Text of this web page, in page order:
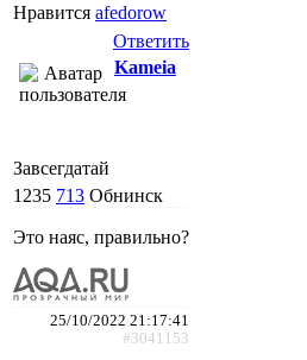
Нравится afedorow
Ответить
Kameia
Завсегдатай
1235 713 Обнинск
Это наяс, правильно?
25/10/2022 21:17:41
#3041153